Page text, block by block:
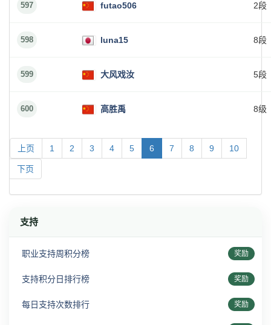
597 futao506 2段
598 luna15 8段
599 大风戏汝 5段
600 高胜禹 8级
上页 1 2 3 4 5 6 7 8 9 10
下页
支持
职业支持周积分榜 奖励
支持积分日排行榜 奖励
每日支持次数排行 奖励